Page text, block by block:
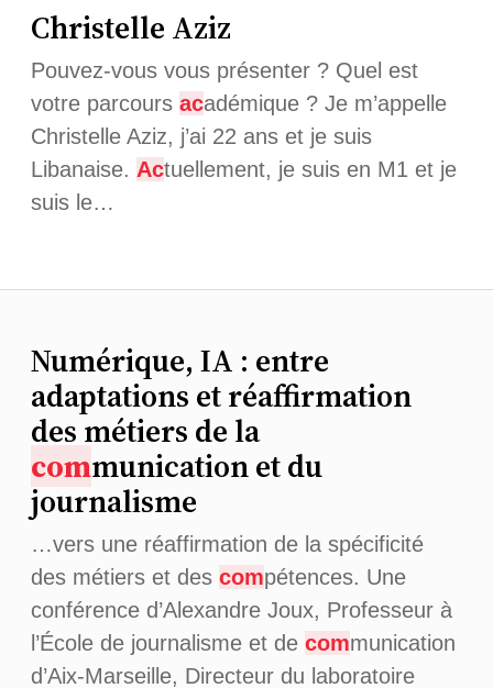
Christelle Aziz
Pouvez-vous vous présenter ? Quel est
votre parcours académique ? Je m’appelle
Christelle Aziz, j’ai 22 ans et je suis
Libanaise. Actuellement, je suis en M1 et je
suis le…
Numérique, IA : entre
adaptations et réaffirmation
des métiers de la
communication et du
journalisme
…vers une réaffirmation de la spécificité
des métiers et des compétences. Une
conférence d’Alexandre Joux, Professeur à
l’École de journalisme et de communication
d’Aix-Marseille, Directeur du laboratoire